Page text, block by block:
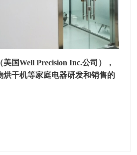
美国Well Precision Inc.公司），
烘干机等家庭电器研发和销售的